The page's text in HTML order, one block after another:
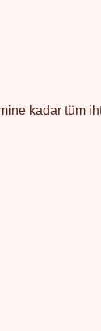
kadar tüm